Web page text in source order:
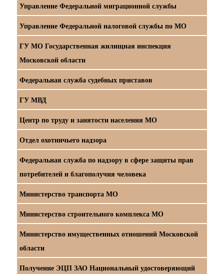
Управление Федеральной миграционной службы
Управление Федеральной налоговой службы по МО
ГУ МО Государственная жилищная инспекция
Московской области
Федеральная служба судебных приставов
ГУ МВД
Центр по труду и занятости населения МО
Отдел охотничьего надзора
Федеральная служба по надзору в сфере защиты прав
потребителей и благополучия человека
Министерство транспорта МО
Министерство строительного комплекса МО
Министерство имущественных отношений Московской
области
Получение ЭЦП ЗАО Национальный удостоверяющий